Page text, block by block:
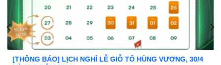
Ưu đãi đặc biệt: Khám chữa bệnh áp dụng BHYT